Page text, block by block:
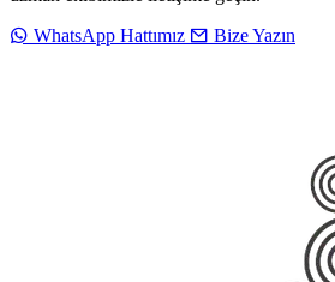
WhatsApp Hattımız
Bize Yazın